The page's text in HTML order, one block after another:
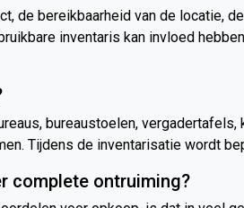
de bereikbaarheid van de locatie,
inventaris kan invloed
bureaustoelen,
Tijdens de inventarisatie wordt
complete ontruiming?